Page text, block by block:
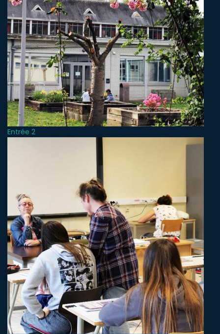
Entrée 2